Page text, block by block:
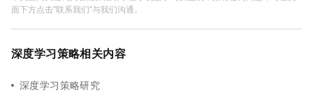
面下方点击"联系我们"与我们沟通。
深度学习策略相关内容
深度学习策略研究